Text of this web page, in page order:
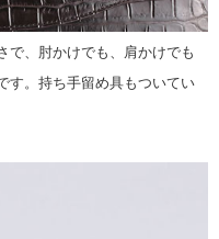
で、肘かけでも、肩かけでも
す。持ち手留め具もついてい